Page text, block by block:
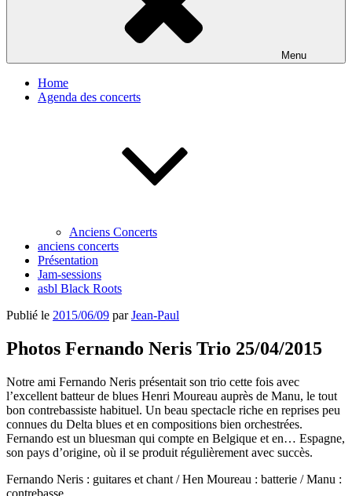
Menu
Home
Agenda des concerts
Anciens Concerts
anciens concerts
Présentation
Jam-sessions
asbl Black Roots
Publié le 2015/06/09 parJean-Paul
Photos Fernando Neris Trio 25/04/2015
Notre ami Fernando Neris présentait son trio cette fois avec
l’excellent batteur de blues Henri Moureau auprès de Manu, le tout
bon contrebassiste habituel. Un beau spectacle riche en reprises peu
connues du Delta blues et en compositions bien orchestrées.
Fernando est un bluesman qui compte en Belgique et en… Espagne,
son pays d’origine, où il se produit régulièrement avec succès.
Fernando Neris : guitares et chant / Hen Moureau : batterie / Manu :
contrebasse